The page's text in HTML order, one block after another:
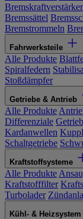
Bremskraftverstärker
Bremssättel
Bremstrommeln
Fahrwerksteile
Alle Produkte
Spiralfedern
Stoßdämpfer
Getriebe & Antrieb
Alle Produkte
Differenziale
Kardanwellen
Schaltgetriebe
Kraftstoffsysteme
Alle Produkte
Kraftstofffilter
Turbolader
Kühl- & Heizsystem